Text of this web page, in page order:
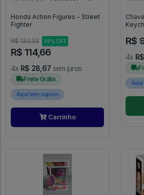
Honda Action Figures - Street
Fighter
R$ 133,33 14% OFF
R$ 114,66
4x R$ 28,67 sem juros
Frete Grátis
Aqui tem cupom
Carrinho
R$
4x